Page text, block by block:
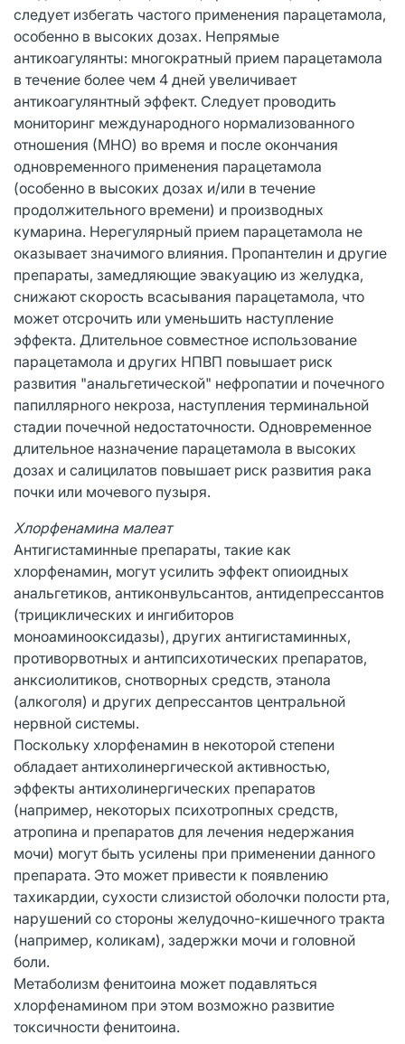
следует избегать частого применения парацетамола,
особенно в высоких дозах. Непрямые
антикоагулянты: многократный прием парацетамола
в течение более чем 4 дней увеличивает
антикоагулянтный эффект. Следует проводить
мониторинг международного нормализованного
отношения (МНО) во время и после окончания
одновременного применения парацетамола
(особенно в высоких дозах и/или в течение
продолжительного времени) и производных
кумарина. Нерегулярный прием парацетамола не
оказывает значимого влияния. Пропантелин и другие
препараты, замедляющие эвакуацию из желудка,
снижают скорость всасывания парацетамола, что
может отсрочить или уменьшить наступление
эффекта. Длительное совместное использование
парацетамола и других НПВП повышает риск
развития "анальгетической" нефропатии и почечного
папиллярного некроза, наступления терминальной
стадии почечной недостаточности. Одновременное
длительное назначение парацетамола в высоких
дозах и салицилатов повышает риск развития рака
почки или мочевого пузыря.
Хлорфенамина малеат
Антигистаминные препараты, такие как
хлорфенамин, могут усилить эффект опиоидных
анальгетиков, антиконвульсантов, антидепрессантов
(трициклических и ингибиторов
моноаминооксидазы), других антигистаминных,
противорвотных и антипсихотических препаратов,
анксиолитиков, снотворных средств, этанола
(алкоголя) и других депрессантов центральной
нервной системы.
Поскольку хлорфенамин в некоторой степени
обладает антихолинергической активностью,
эффекты антихолинергических препаратов
(например, некоторых психотропных средств,
атропина и препаратов для лечения недержания
мочи) могут быть усилены при применении данного
препарата. Это может привести к появлению
тахикардии, сухости слизистой оболочки полости рта,
нарушений со стороны желудочно-кишечного тракта
(например, коликам), задержки мочи и головной
боли.
Метаболизм фенитоина может подавляться
хлорфенамином при этом возможно развитие
токсичности фенитоина.